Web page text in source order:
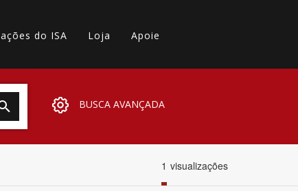
do ISA Loja Apoie
BUSCA AVANÇADA
1 visualizações